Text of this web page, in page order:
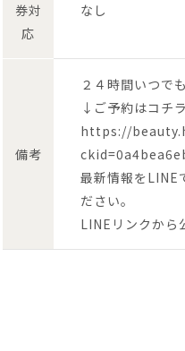
券対
応
なし
備考
２４時間いつで
↓ご予約はコチ
https://
最新情報をLINE
ださい。
LINEリンクから